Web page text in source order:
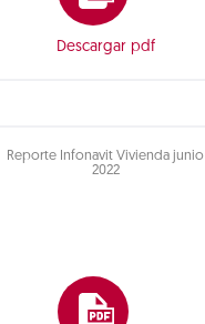
Descargar pdf
Reporte Infonavit Vivienda junio
2022